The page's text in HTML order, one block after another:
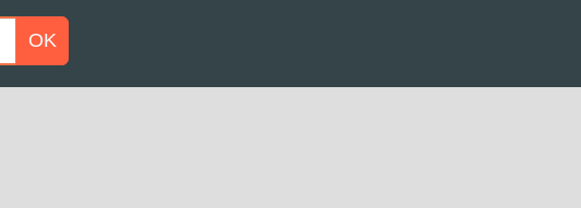
OK